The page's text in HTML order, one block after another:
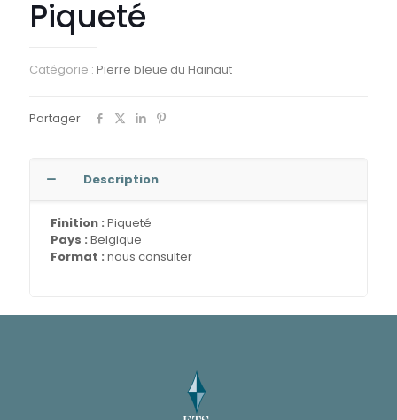
Piqueté
Catégorie : Pierre bleue du Hainaut
Partager
Description
Finition : Piqueté
Pays : Belgique
Format : nous consulter